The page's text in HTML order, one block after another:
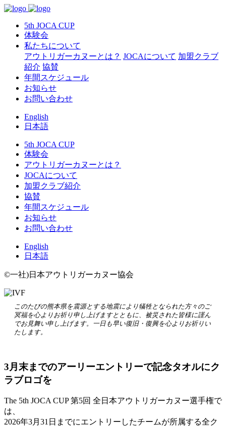
5th JOCA CUP
体験会
私たちについて
アウトリガーカヌーとは？ JOCAについて 加盟クラブ
紹介 協賛
年間スケジュール
お知らせ
お問い合わせ
English
日本語
5th JOCA CUP
体験会
アウトリガーカヌーとは？
JOCAについて
加盟クラブ紹介
協賛
年間スケジュール
お知らせ
お問い合わせ
English
日本語
©一社)日本アウトリガーカヌー協会
このたびの熊本県を震源とする地震により犠牲となられた方々のご
冥福を心よりお祈り申し上げますとともに、被災された皆様に謹ん
でお見舞い申し上げます。一日も早い復旧・復興を心よりお祈りい
たします。
3月末までのアーリーエントリーで記念タオルにク
ラブロゴを
The 5th JOCA CUP 第5回 全日本アウトリガーカヌー選手権で
は、
2026年3月31日までにエントリーしたチームが所属する全ク